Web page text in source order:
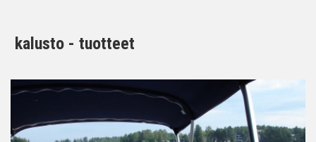
kalusto - tuotteet